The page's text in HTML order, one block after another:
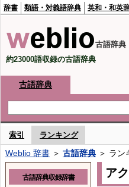
辞書 類語・対義語辞典 英和・和英
古語辞典
約23000語収録の古語辞典
古語辞典
索引 ランキング
Weblio 辞書 ＞ 古語辞典 ＞ ラン
ア
古語辞典収録辞書